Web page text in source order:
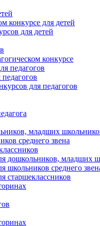
конкурсе для детей
для детей
конкурсе
педагогов
для педагогов
младших
среднего звена
дошкольников, младших
школьников среднего
старшеклассников